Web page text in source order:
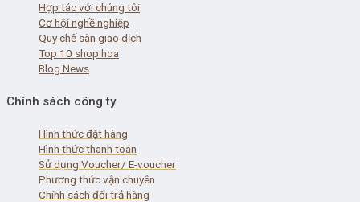
Hợp tác với chúng tôi
Cơ hội nghề nghiệp
Quy chế sàn giao dịch
Top 10 shop hoa
Blog News
Chính sách công ty
Hình thức đặt hàng
Hình thức thanh toán
Sử dụng Voucher/ E-voucher
Phương thức vận chuyên
Chính sách đổi trả hàng